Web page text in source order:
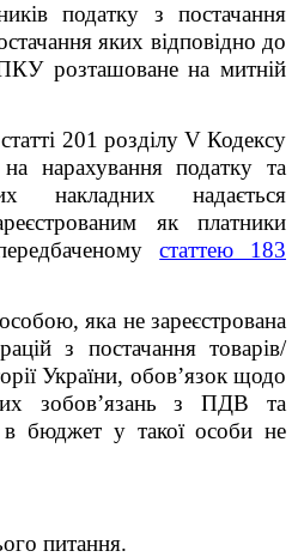
податку з постачання
яких відповідно до
розташоване на митній
201 розділу V Кодексу
нарахування податку та
накладних надається
як платники
статтею 183
яка не зареєстрована
з постачання товарів/
України, обов’язок щодо
зобов’язань з ПДВ та
в бюджет у такої особи не
питання.